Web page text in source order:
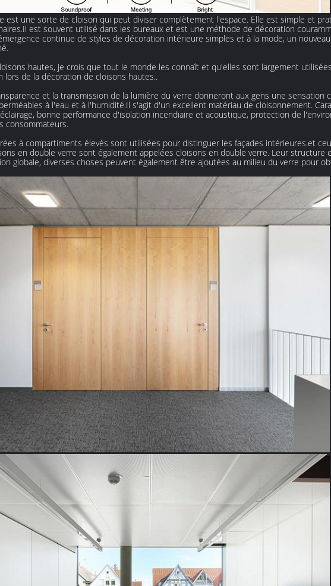
est une sorte de cloison qui peut diviser complètement l'espace. Elle est simple et
est souvent utilisé dans les bureaux et est une méthode de décoration
continue de styles de décoration intérieure simples et à la mode, un
hautes, je crois que tout le monde les connaît et qu'elles sont largement
lors de la décoration de cloisons hautes..
et la transmission de la lumière du verre donneront aux gens une sensation
à l'eau et à l'humidité.Il s'agit d'un excellent matériau de cloisonnement.
bonne performance d'isolation incendiaire et acoustique, protection de
consommateurs.
à compartiments élevés sont utilisées pour distinguer les façades intérieures.et
en double verre sont également appelées cloisons en double verre. Leur
globale, diverses choses peuvent également être ajoutées au milieu du verre pour